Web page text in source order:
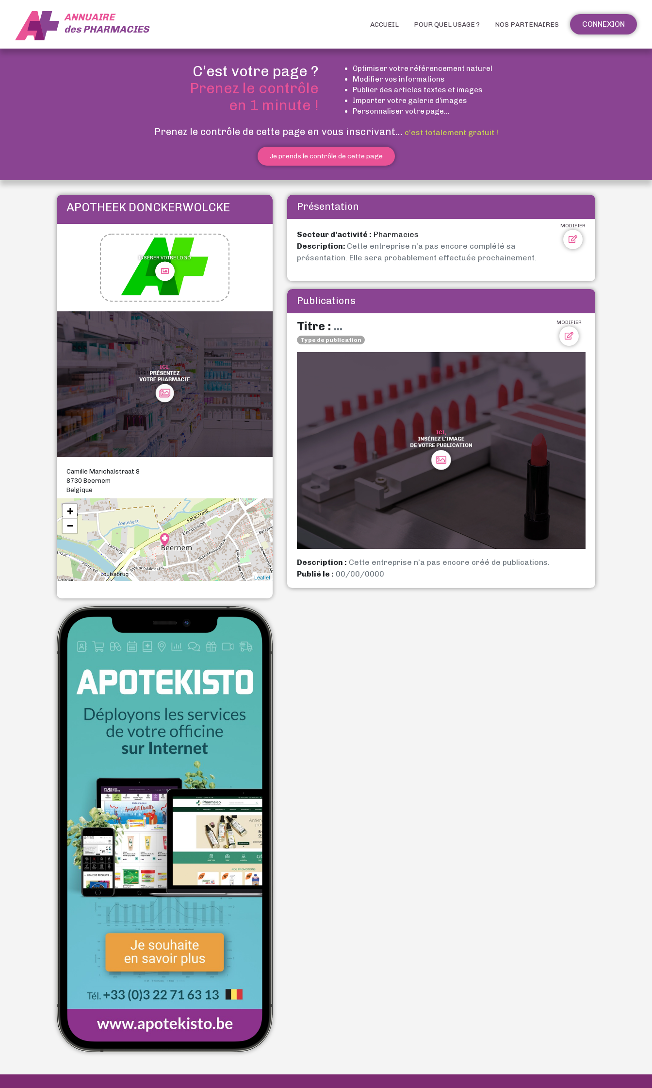
ANNUAIRE
desPHARMACIES ACCUEIL POUR QUEL USAGE ? NOS PARTENAIRES CONNEXION
C’est votre page ?
Prenez le contrôle
en 1 minute !
Optimiser votre référencement naturel
Modifier vos informations
Publier des articles textes et images
Importer votre galerie d’images
Personnaliser votre page...
Prenez le contrôle de cette page en vous inscrivant... c’est totalement gratuit !
Je prends le contrôle de cette page
APOTHEEK DONCKERWOLCKE
INSÉRER VOTRE LOGO
Camille Marichalstraat 8
8730 Beernem
Belgique
+
−
Leaflet
Présentation
MODIFIER
Secteur d’activité : Pharmacies
Description: Cette entreprise n’a pas encore complété sa
présentation. Elle sera probablement effectuée prochainement.
Publications
MODIFIER
Titre : ...
Type de publication
Description : Cette entreprise n’a pas encore créé de publications.
Publié le : 00/00/0000